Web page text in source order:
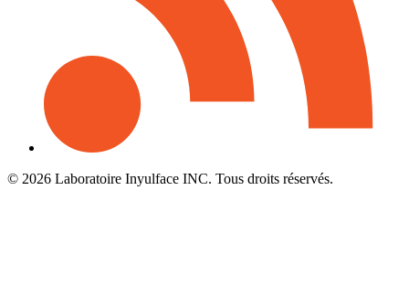
© 2026 Laboratoire Inyulface INC. Tous droits réservés.